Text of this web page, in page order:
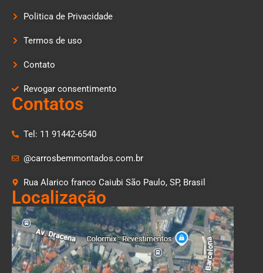
Politica de Privacidade
Termos de uso
Contato
Revogar consentimento
Contatos
Tel: 11 91442-6540
@carrosbemmontados.com.br
Rua Alarico franco Caiubi São Paulo, SP, Brasil
Localização